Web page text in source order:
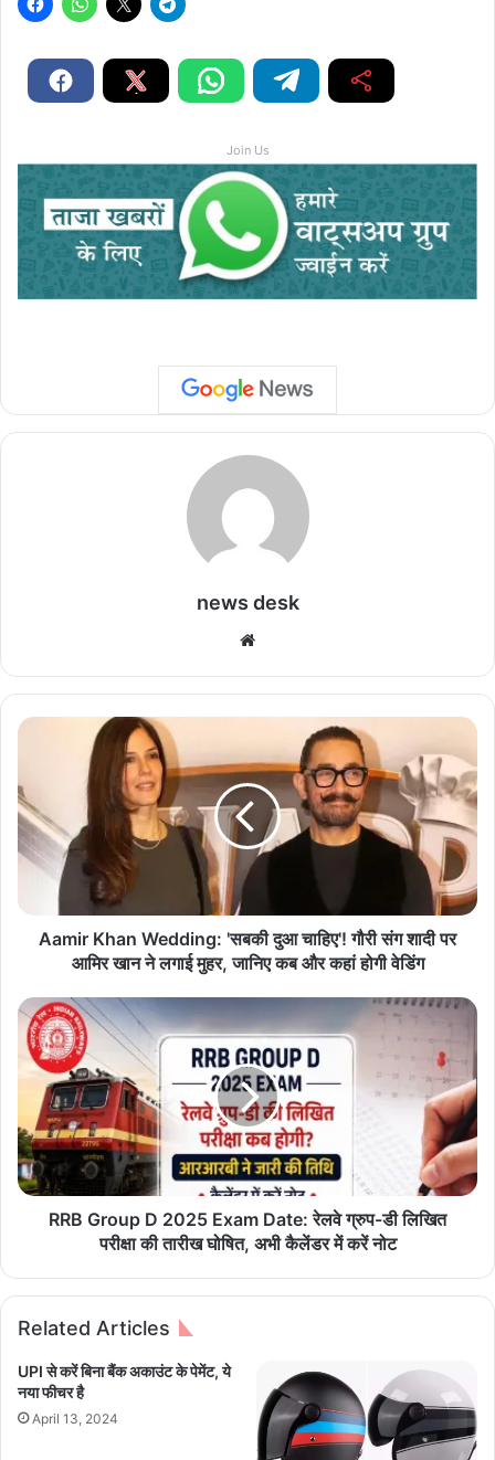
Join Us
news desk
te
A
i
r
K
n
d
g
स
ब
की
हि
गौ
री
सं
Aamir Khan Wedding: 'सबकी दुआ चाहिए'! गौरी संग शादी पर
आमिर खान ने लगाई मुहर, जानिए कब और कहां होगी वेडिंग
R
G
o
u
p
D
x
m
D
a
RRB Group D 2025 Exam Date: रेलवे ग्रुप-डी लिखित
परीक्षा की तारीख घोषित, अभी कैलेंडर में करें नोट
Related Articles
UPI से करें बिना बैंक अकाउंट के पेमेंट, ये
नया फीचर है
April 13, 2024